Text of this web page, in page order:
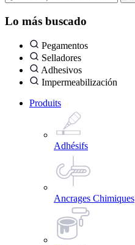
Lo más buscado
Pegamentos
Selladores
Adhesivos
Impermeabilización
Produits
Adhésifs
Ancrages Chimiques